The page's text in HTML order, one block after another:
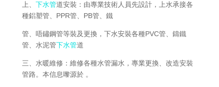
上、 下水管道安裝：由專業技術人員先設計，上水承接各
種鋁塑管、PPR管、PB管、鐵
管、唔鏽鋼管等裝及更換，下水安裝各種PVC管、鑄鐵
管、水泥管下水管道
三、水暖維修：維修各種水管漏水，專業更換、改造安裝
管路。本信息嚟源於 。